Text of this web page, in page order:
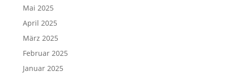
Mai 2025
April 2025
März 2025
Februar 2025
Januar 2025